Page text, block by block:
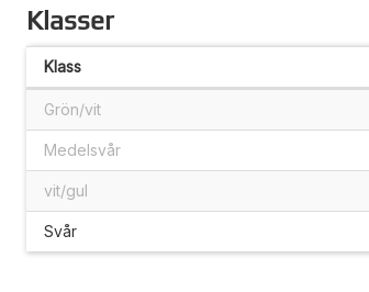
Klasser
Klass
Grön/vit
Medelsvår
vit/gul
Svår